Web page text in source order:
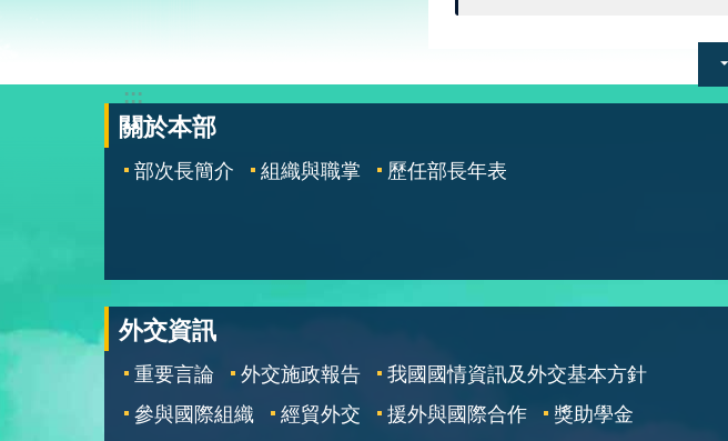
:::
關於本部
部次長簡介 組織與職掌 歷任部長年表
外交資訊
重要言論 外交施政報告
我國國情資訊及外交基本方針
參與國際組織
經貿外交 援外與國際合作
獎助學金